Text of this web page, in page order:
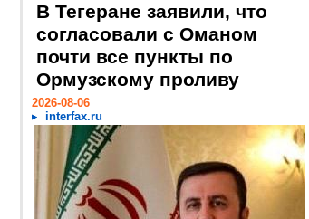
В Тегеране заявили, что
согласовали с Оманом
почти все пункты по
Ормузскому проливу
2026-08-06
interfax.ru